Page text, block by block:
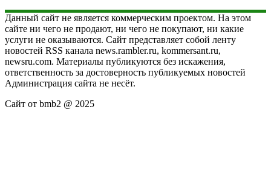
Данный сайт не является коммерческим проектом. На этом
сайте ни чего не продают, ни чего не покупают, ни какие
услуги не оказываются. Сайт представляет собой ленту
новостей RSS канала news.rambler.ru, kommersant.ru,
newsru.com. Материалы публикуются без искажения,
ответственность за достоверность публикуемых новостей
Администрация сайта не несёт.
Сайт от bmb2 @ 2025